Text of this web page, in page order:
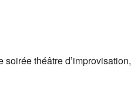
théâtre d’improvisation,